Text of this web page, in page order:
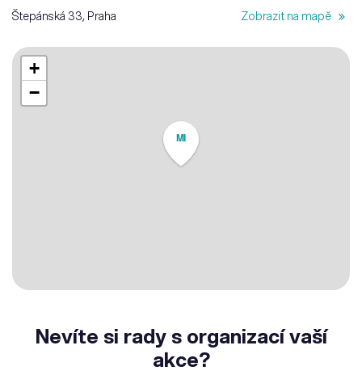
Štepánská 33, Praha Zobrazit na mapě
MI
+
−
Nevíte si rady s organizací vaší
akce?